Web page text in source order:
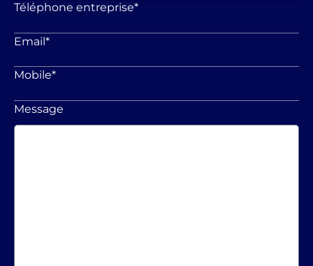
Téléphone entreprise*
Email*
Mobile*
Message